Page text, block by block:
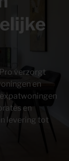
verzorgt
en
en
levering tot